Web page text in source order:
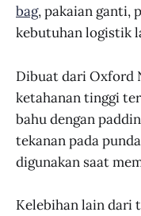
bag, pakaian ganti,
kebutuhan logistik
Dibuat dari Oxford
ketahanan tinggi
bahu dengan
tekanan pada
digunakan saat
Kelebihan lain dari